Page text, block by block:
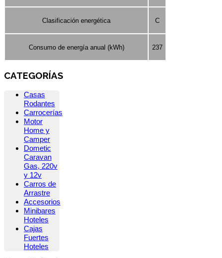
Clasificación energética C
Consumo de energía anual (kWh) 237
CATEGORÍAS
Casas
Rodantes
Carrocerías
Motor
Home y
Camper
Dometic
Caravan
Gas, 220v
y 12v
Carros de
Arrastre
Accesorios
Minibares
Hoteles
Cajas
Fuertes
Hoteles